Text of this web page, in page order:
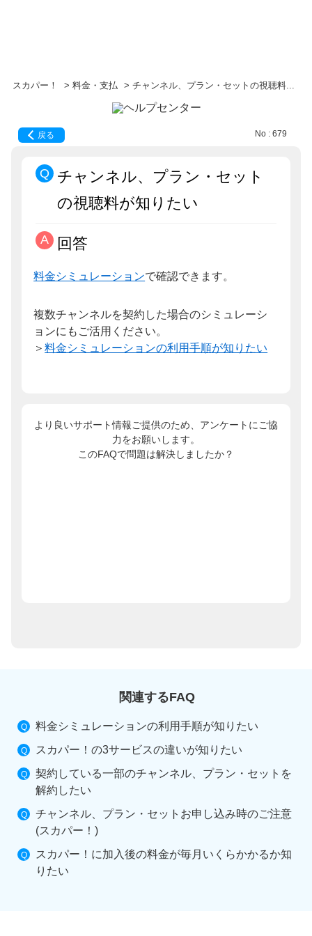
スカパー！ > 料金・支払 > チャンネル、プラン・セットの視聴料...
戻る No : 679
チャンネル、プラン・セット
の視聴料が知りたい
回答
料金シミュレーションで確認できます。
複数チャンネルを契約した場合のシミュレーシ
ョンにもご活用ください。
＞料金シミュレーションの利用手順が知りたい
より良いサポート情報ご提供のため、アンケートにご協
力をお願いします。
このFAQで問題は解決しましたか？
関連するFAQ
料金シミュレーションの利用手順が知りたい
スカパー！の3サービスの違いが知りたい
契約している一部のチャンネル、プラン・セットを
解約したい
チャンネル、プラン・セットお申し込み時のご注意
(スカパー！)
スカパー！に加入後の料金が毎月いくらかかるか知
りたい